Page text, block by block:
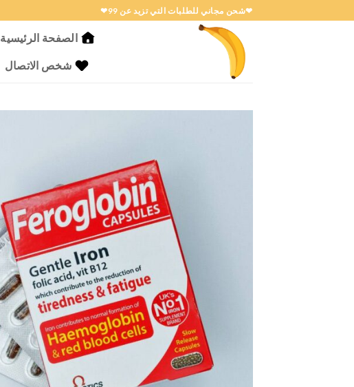
للمحتوى
❤شحن مجاني للطلبات التي تزيد عن 99❤
الصفحة الرئيسية
شخص الاتصال